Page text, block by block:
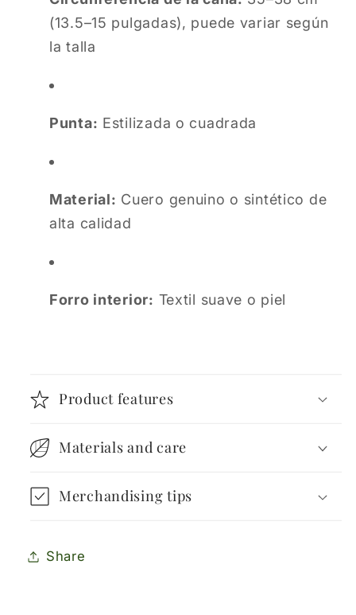
(13.5–15 pulgadas), puede variar según
la talla
Punta: Estilizada o cuadrada
Material: Cuero genuino o sintético de
alta calidad
Forro interior: Textil suave o piel
Product features
Materials and care
Merchandising tips
Share